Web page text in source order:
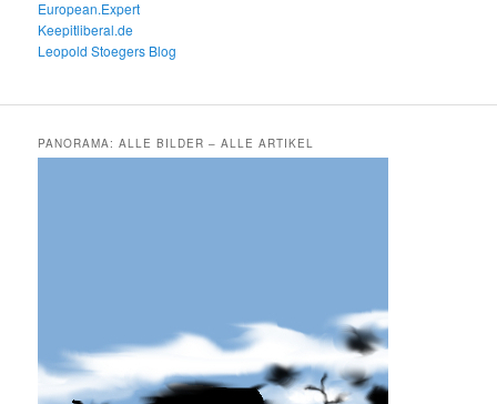
European.Expert
Keepitliberal.de
Leopold Stoegers Blog
PANORAMA: ALLE BILDER – ALLE ARTIKEL